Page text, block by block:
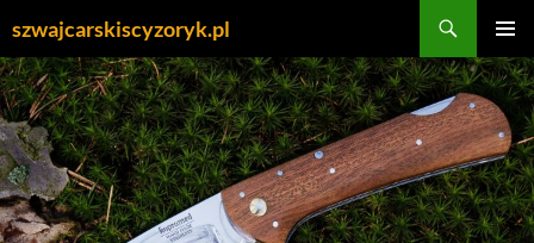
do
treści
szwajcarskiscyzoryk.pl
MENU